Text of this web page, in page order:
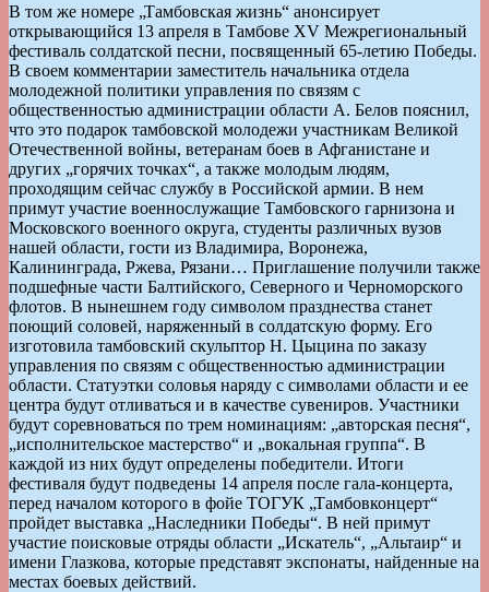
В том же номере „Тамбовская жизнь“ анонсирует
открывающийся 13 апреля в Тамбове XV Межрегиональный
фестиваль солдатской песни, посвященный 65-летию Победы.
В своем комментарии заместитель начальника отдела
молодежной политики управления по связям с
общественностью администрации области А. Белов пояснил,
что это подарок тамбовской молодежи участникам Великой
Отечественной войны, ветеранам боев в Афганистане и
других „горячих точках“, а также молодым людям,
проходящим сейчас службу в Российской армии. В нем
примут участие военнослужащие Тамбовского гарнизона и
Московского военного округа, студенты различных вузов
нашей области, гости из Владимира, Воронежа,
Калининграда, Ржева, Рязани… Приглашение получили также
подшефные части Балтийского, Северного и Черноморского
флотов. В нынешнем году символом празднества станет
поющий соловей, наряженный в солдатскую форму. Его
изготовила тамбовский скульптор Н. Цыцина по заказу
управления по связям с общественностью администрации
области. Статуэтки соловья наряду с символами области и ее
центра будут отливаться и в качестве сувениров. Участники
будут соревноваться по трем номинациям: „авторская песня“,
„исполнительское мастерство“ и „вокальная группа“. В
каждой из них будут определены победители. Итоги
фестиваля будут подведены 14 апреля после гала-концерта,
перед началом которого в фойе ТОГУК „Тамбовконцерт“
пройдет выставка „Наследники Победы“. В ней примут
участие поисковые отряды области „Искатель“, „Альтаир“ и
имени Глазкова, которые представят экспонаты, найденные на
местах боевых действий.